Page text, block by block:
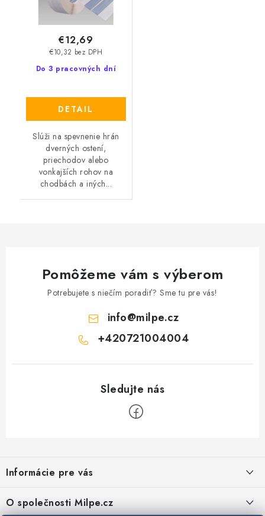
Do 3 pracovných dní
€10,32 bez DPH
€12,69
DETAIL
Slúži na spevnenie hrán
dverných ostení,
priechodov alebo
vonkajších rohov na
chodbách a iných...
Pomôžeme vám s výberom
Potrebujete s niečím poradiť? Sme tu pre vás!
info@milpe.cz
+420721004004
p
ä
t
Informácie pre vás
Reklamace a vrácení zboží
O společnosti Milpe.cz